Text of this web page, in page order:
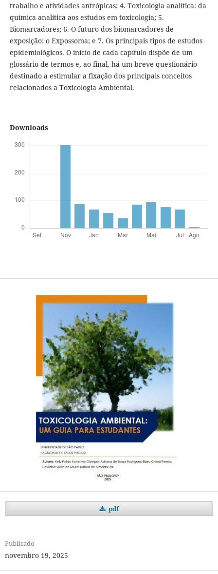
trabalho e atividades antrópicas; 4. Toxicologia analítica: da
química analítica aos estudos em toxicologia; 5.
Biomarcadores; 6. O futuro dos biomarcadores de
exposição: o Expossoma; e 7. Os principais tipos de estudos
epidemiológicos. O início de cada capítulo dispõe de um
glossário de termos e, ao final, há um breve questionário
destinado a estimular a fixação dos principais conceitos
relacionados a Toxicologia Ambiental.
Downloads
pdf
Publicado
novembro 19, 2025